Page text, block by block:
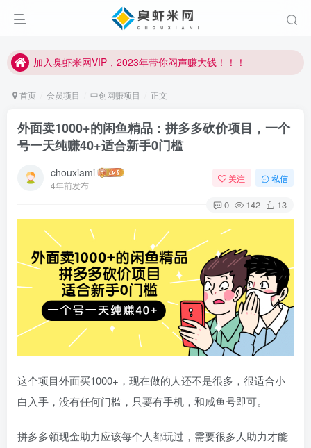
臭虾米项目新增内部众筹资源，2024内部众筹项目一：无人直播，价值1980元
加入臭虾米网VIP，2023年带你闷声赚大钱！！！
首页 会员项目 中创网赚项目 正文
外面卖1000+的闲鱼精品：拼多多砍价项目，一个
号一天纯赚40+适合新手0门槛
chouxiami
4年前发布
关注 私信
0 142 13
这个项目外面买1000+，现在做的人还不是很多，很适合小
白入手，没有任何门槛，只要有手机，和咸鱼号即可。
拼多多领现金助力应该每个人都玩过，需要很多人助力才能